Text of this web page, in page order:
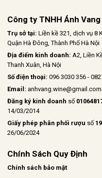
Công ty TNHH Ánh Vang
Trụ sở tại: Liền kề 321, dịch vụ 8
Quận Hà Đông, Thành Phố Hà Nội
Địa điểm kinh doanh: A2, Liền
Thanh Xuân, Hà Nội
Số điện thoại: 096 3030 356 -
Email: anhvang.wine@gmail.com
Đăng ký kinh doanh số
14/03/2014
Giấy phép phân phối rượu số
26/06/2024
Chính Sách Quy Định
Chính sách bảo mật